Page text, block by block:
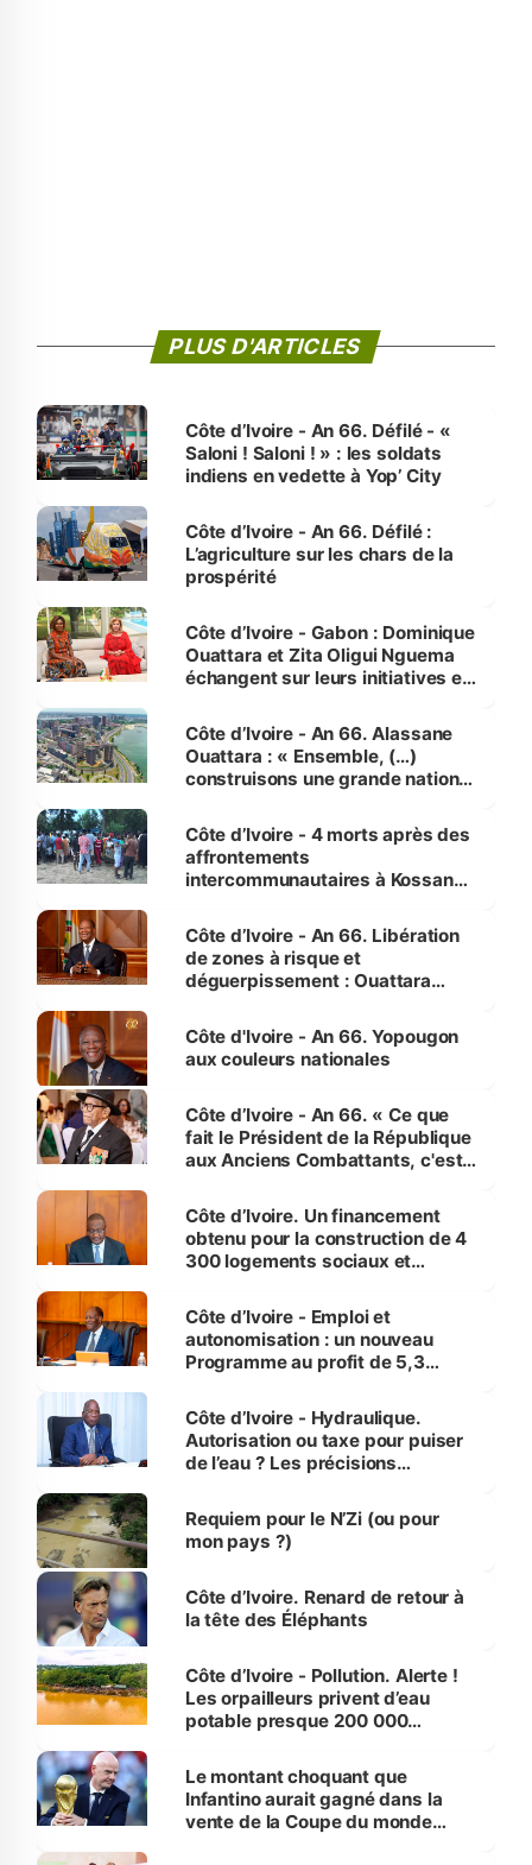
PLUS D'ARTICLES
Côte d’Ivoire - An 66. Défilé - «
Saloni ! Saloni ! » : les soldats
indiens en vedette à Yop’ City
Côte d’Ivoire - An 66. Défilé :
L’agriculture sur les chars de la
prospérité
Côte d’Ivoire - Gabon : Dominique
Ouattara et Zita Oligui Nguema
échangent sur leurs initiatives en
enfants
Côte d’Ivoire - An 66. Alassane
Ouattara : « Ensemble, (…)
construisons une grande nation
générations futures »
Côte d’Ivoire - 4 morts après des
affrontements
intercommunautaires à Kossandji
milieu des sinistrés
Côte d’Ivoire - An 66. Libération
de zones à risque et
déguerpissement : Ouattara
l'Etat de droit pour préserver les
vies humaines »
Côte d'Ivoire - An 66. Yopougon
aux couleurs nationales
Côte d’Ivoire - An 66. « Ce que
fait le Président de la République
aux Anciens Combattants, c'est
Côte d’Ivoire. Un financement
obtenu pour la construction de 4
300 logements sociaux et
et Yamoussoukro
Côte d’Ivoire - Emploi et
autonomisation : un nouveau
Programme au profit de 5,3
Côte d’Ivoire - Hydraulique.
Autorisation ou taxe pour puiser
de l’eau ? Les précisions
Requiem pour le N’Zi (ou pour
mon pays ?)
Côte d’Ivoire. Renard de retour à
la tête des Éléphants
Côte d’Ivoire - Pollution. Alerte !
Les orpailleurs privent d’eau
potable presque 200 000
Le montant choquant que
Infantino aurait gagné dans la
vente de la Coupe du monde